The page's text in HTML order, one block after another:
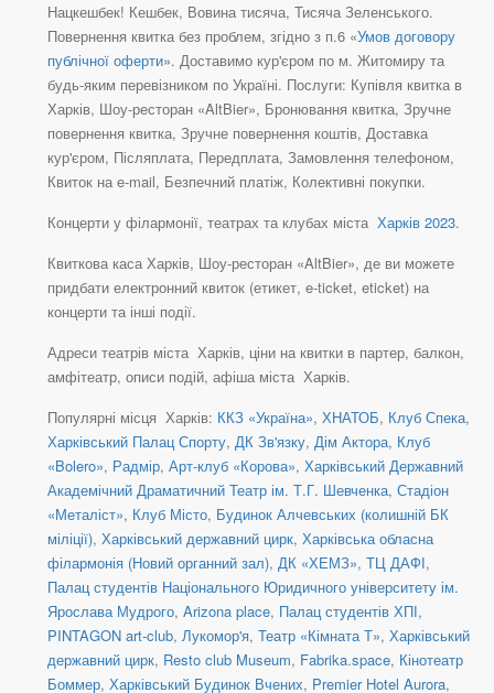
Нацкешбек! Кешбек, Вовина тисяча, Тисяча Зеленського.
Повернення квитка без проблем, згідно з п.6 «Умов договору
публічної оферти». Доставимо кур'єром по м. Житомиру та
будь-яким перевізником по Україні. Послуги: Купівля квитка в
Харків, Шоу-ресторан «AltBier», Бронювання квитка, Зручне
повернення квитка, Зручне повернення коштів, Доставка
кур'єром, Післяплата, Передплата, Замовлення телефоном,
Квиток на e-mail, Безпечний платіж, Колективні покупки.
Концерти у філармонії, театрах та клубах міста Харків 2023.
Квиткова каса Харків, Шоу-ресторан «AltBier», де ви можете
придбати електронний квиток (етикет, e-ticket, eticket) на
концерти та інші події.
Адреси театрів міста Харків, ціни на квитки в партер, балкон,
амфітеатр, описи подій, афіша міста Харків.
Популярні місця Харків: ККЗ «Україна», ХНАТОБ, Клуб Спека,
Харківський Палац Спорту, ДК Зв'язку, Дім Актора, Клуб
«Bolero», Радмір, Арт-клуб «Корова», Харківський Державний
Академічний Драматичний Театр ім. Т.Г. Шевченка, Стадіон
«Металіст», Клуб Місто, Будинок Алчевських (колишній БК
міліції), Харківський державний цирк, Харківська обласна
філармонія (Новий органний зал), ДК «ХЕМЗ», ТЦ ДАФІ,
Палац студентів Національного Юридичного університету ім.
Ярослава Мудрого, Arizona place, Палац студентів ХПІ,
PINTAGON art-club, Лукомор'я, Театр «Кімната Т», Харківський
державний цирк, Resto club Museum, Fabrika.space, Кінотеатр
Боммер, Харківський Будинок Вчених, Premier Hotel Aurora,